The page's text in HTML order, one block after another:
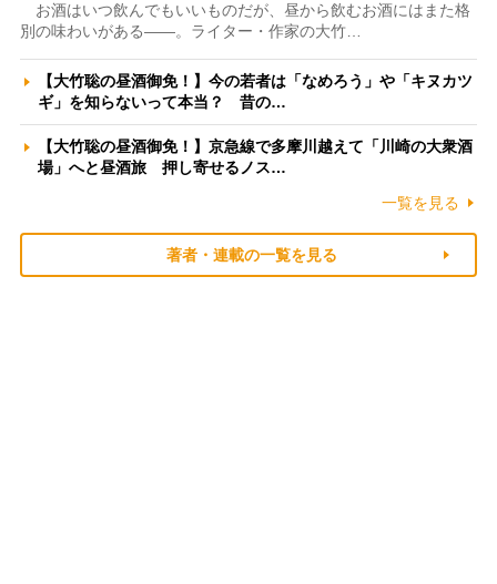
お酒はいつ飲んでもいいものだが、昼から飲むお酒にはまた格
別の味わいがある――。ライター・作家の大竹…
【大竹聡の昼酒御免！】今の若者は「なめろう」や「キヌカツ
ギ」を知らないって本当？ 昔の…
【大竹聡の昼酒御免！】京急線で多摩川越えて「川崎の大衆酒
場」へと昼酒旅 押し寄せるノス…
一覧を見る
著者・連載の一覧を見る